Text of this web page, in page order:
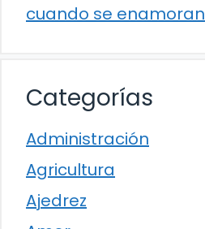
cuando se enamoran
Categorías
Administración
Agricultura
Ajedrez